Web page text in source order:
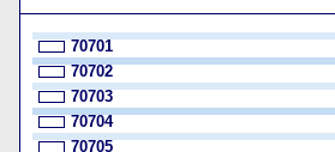
70701
70702
70703
70704
70705